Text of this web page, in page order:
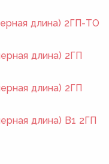
длина) 2ГП-ТО
длина) 2ГП
длина) 2ГП
длина) В1 2ГП